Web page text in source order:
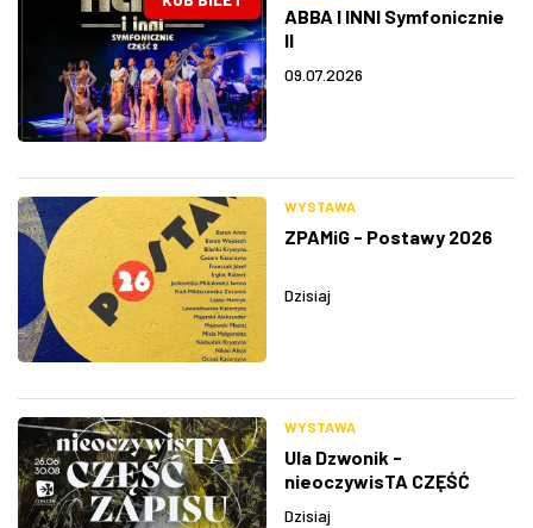
ABBA I INNI Symfonicznie
II
09.07.2026
WYSTAWA
ZPAMiG - Postawy 2026
Dzisiaj
WYSTAWA
Ula Dzwonik -
nieoczywisTA CZĘŚĆ
Dzisiaj